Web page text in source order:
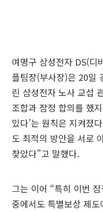
여명구 삼성전자 DS(디
플팀장(부사장)은 20일
린 삼성전자 노사 교섭
조합과 잠정 합의를 했
있다’는 원칙은 지켜졌
도 최적의 방안을 서로
찾았다”고 말했다.
그는 이어 “특히 이번
중에서도 특별보상 제